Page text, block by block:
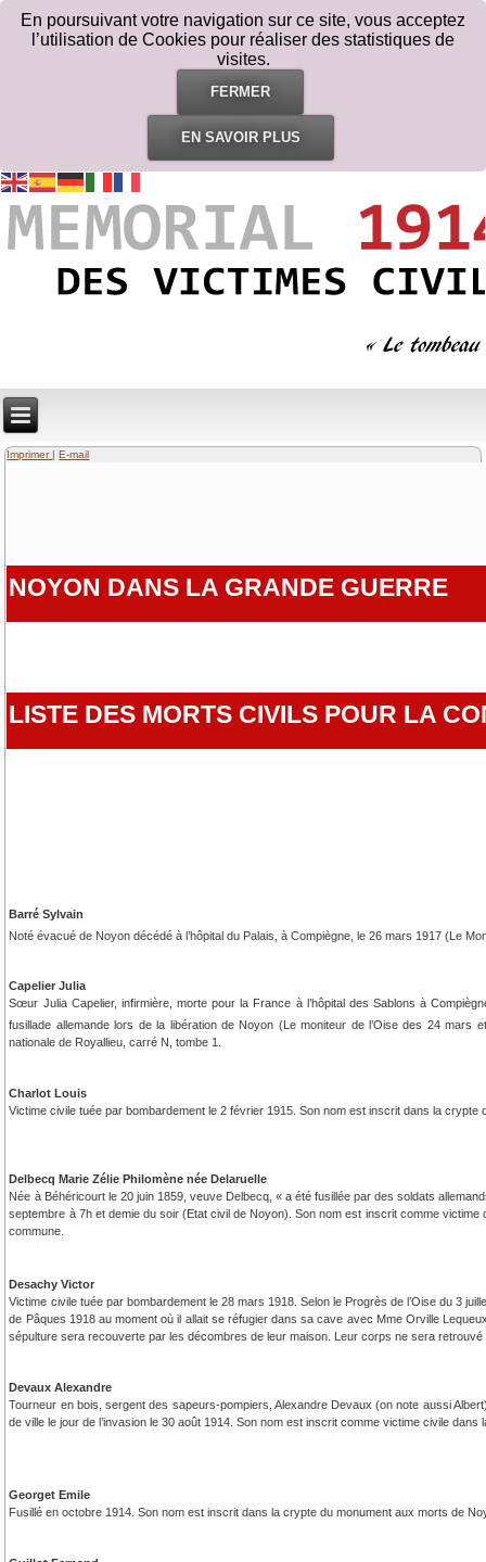
En poursuivant votre navigation sur ce site, vous acceptez
l’utilisation de Cookies pour réaliser des statistiques de
visites.
FERMER
EN SAVOIR PLUS
Imprimer E-mail
NOYON DANS LA GRANDE GUERRE
LISTE DES MORTS CIVILS POUR LA
Barré Sylvain
Noté évacué de Noyon décédé à l’hôpital du Palais, à Compiègne, le 26 mars 1917 (Le
Capelier Julia
Sœur Julia Capelier, infirmière, morte pour la France à l’hôpital des Sablons à
fusillade allemande lors de la libération de Noyon (Le moniteur de l’Oise des 24 mars
nationale de Royallieu, carré N, tombe 1.
Charlot Louis
Victime civile tuée par bombardement le 2 février 1915. Son nom est inscrit dans la crypte
Delbecq Marie Zélie Philomène née Delaruelle
Née à Béhéricourt le 20 juin 1859, veuve Delbecq, « a été fusillée par des soldats
septembre à 7h et demie du soir (Etat civil de Noyon). Son nom est inscrit comme
commune.
Desachy Victor
Victime civile tuée par bombardement le 28 mars 1918. Selon le Progrès de l’Oise du 3
de Pâques 1918 au moment où il allait se réfugier dans sa cave avec Mme Orville
sépulture sera recouverte par les décombres de leur maison. Leur corps ne sera retrouvé
Devaux Alexandre
Tourneur en bois, sergent des sapeurs-pompiers, Alexandre Devaux (on note aussi
de ville le jour de l’invasion le 30 août 1914. Son nom est inscrit comme victime civile
Georget Emile
Fusillé en octobre 1914. Son nom est inscrit dans la crypte du monument aux morts de